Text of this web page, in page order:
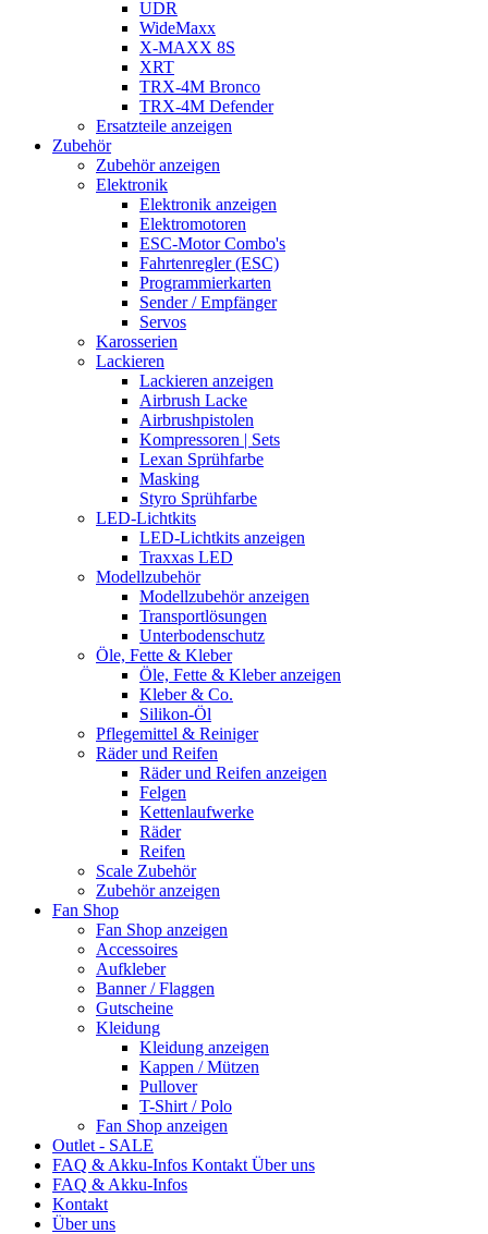
UDR
WideMaxx
X-MAXX 8S
XRT
TRX-4M Bronco
TRX-4M Defender
Ersatzteile anzeigen
Zubehör
Zubehör anzeigen
Elektronik
Elektronik anzeigen
Elektromotoren
ESC-Motor Combo's
Fahrtenregler (ESC)
Programmierkarten
Sender / Empfänger
Servos
Karosserien
Lackieren
Lackieren anzeigen
Airbrush Lacke
Airbrushpistolen
Kompressoren | Sets
Lexan Sprühfarbe
Masking
Styro Sprühfarbe
LED-Lichtkits
LED-Lichtkits anzeigen
Traxxas LED
Modellzubehör
Modellzubehör anzeigen
Transportlösungen
Unterbodenschutz
Öle, Fette & Kleber
Öle, Fette & Kleber anzeigen
Kleber & Co.
Silikon-Öl
Pflegemittel & Reiniger
Räder und Reifen
Räder und Reifen anzeigen
Felgen
Kettenlaufwerke
Räder
Reifen
Scale Zubehör
Zubehör anzeigen
Fan Shop
Fan Shop anzeigen
Accessoires
Aufkleber
Banner / Flaggen
Gutscheine
Kleidung
Kleidung anzeigen
Kappen / Mützen
Pullover
T-Shirt / Polo
Fan Shop anzeigen
Outlet - SALE
FAQ & Akku-Infos Kontakt Über uns
FAQ & Akku-Infos
Kontakt
Über uns